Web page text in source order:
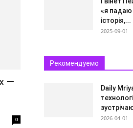
—
0
«я падаю
історія,...
2025-09-01
Рекомендуемо
Daily
2026-04-01